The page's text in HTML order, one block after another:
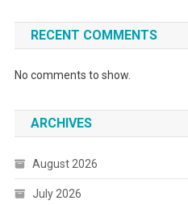
RECENT COMMENTS
No comments to show.
ARCHIVES
August 2026
July 2026